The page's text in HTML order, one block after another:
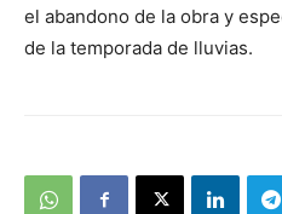
el abandono de la obra y
de la temporada de lluvias.